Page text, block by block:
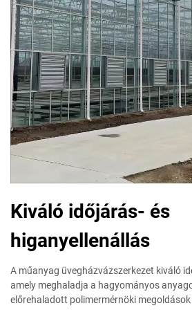
Kiváló időjárás- és
higanyellenállás
A műanyag üvegházvázszerkezet kiváló
amely meghaladja a hagyományos
előrehaladott polimermérnöki